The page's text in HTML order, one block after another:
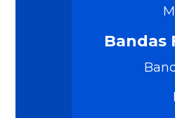
Bandas